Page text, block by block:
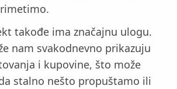
takođe ima značajnu ulogu.
nam svakodnevno prikazuju
i kupovine, što može
stalno nešto propuštamo ili